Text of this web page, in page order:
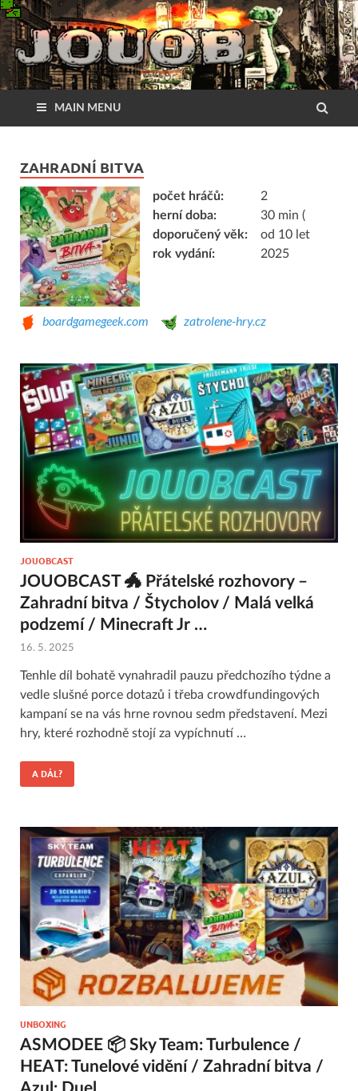
MAIN MENU
ZAHRADNÍ BITVA
počet hráčů:
2
herní doba:
30 min (
doporučený věk:
od 10 let
rok vydání:
2025
boardgamegeek.com zatrolene-hry.cz
JOUOBCAST
JOUOBCAST 🐲 Přátelské rozhovory –
Zahradní bitva / Štycholov / Malá velká
podzemí / Minecraft Jr …
16. 5. 2025
Tenhle díl bohatě vynahradil pauzu předchozího týdne a
vedle slušné porce dotazů i třeba crowdfundingových
kampaní se na vás hrne rovnou sedm představení. Mezi
hry, které rozhodně stojí za vypíchnutí …
A DÁL?
UNBOXING
ASMODEE 📦 Sky Team: Turbulence /
HEAT: Tunelové vidění / Zahradní bitva /